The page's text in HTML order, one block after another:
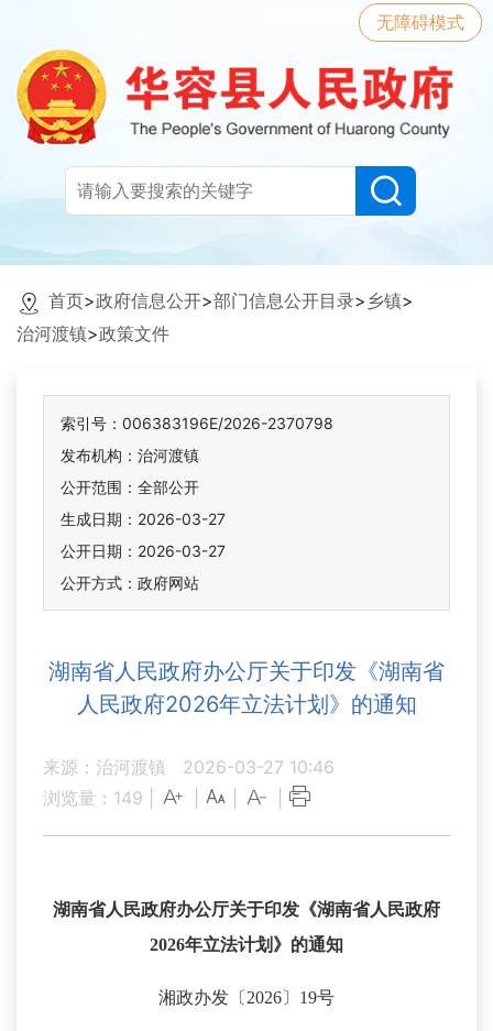
无障碍模式
首页>政府信息公开>部门信息公开目录> 乡镇>
治河渡镇>政策文件
索引号：006383196E/2026-2370798
发布机构：治河渡镇
公开范围：全部公开
生成日期：2026-03-27
公开日期：2026-03-27
公开方式：政府网站
湖南省人民政府办公厅关于印发《湖南省
人民政府2026年立法计划》的通知
来源：治河渡镇
2026-03-27 10:46
浏览量： 149
湖南省人民政府办公厅关于印发《湖南省人民政府
2026年立法计划》的通知
湘政办发〔2026〕19号